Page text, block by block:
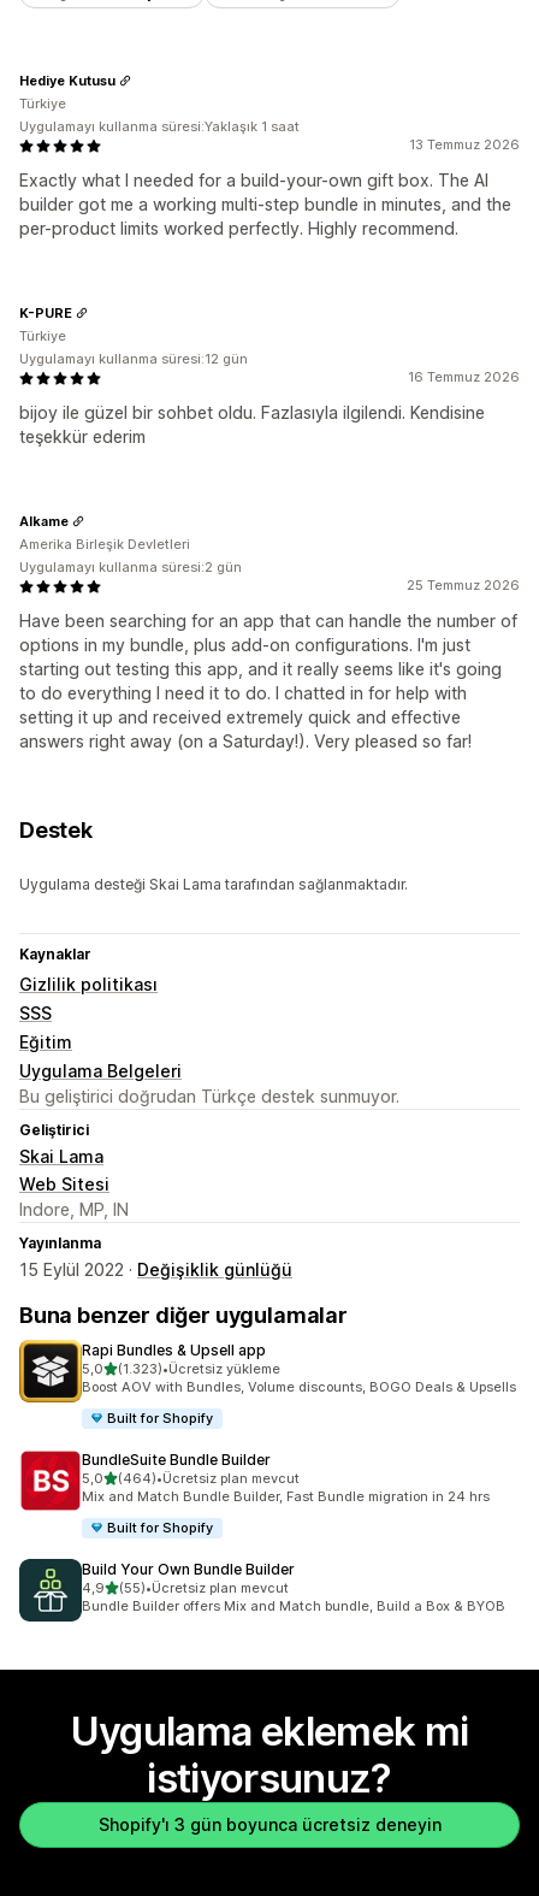
13 Temmuz 2026
Exactly what I needed for a build-your-own gift box. The AI
builder got me a working multi-step bundle in minutes, and the
per-product limits worked perfectly. Highly recommend.
Hediye Kutusu
Türkiye
Uygulamayı kullanma süresi:Yaklaşık 1 saat
16 Temmuz 2026
bijoy ile güzel bir sohbet oldu. Fazlasıyla ilgilendi. Kendisine
teşekkür ederim
K-PURE
Türkiye
Uygulamayı kullanma süresi:12 gün
25 Temmuz 2026
Have been searching for an app that can handle the number of
options in my bundle, plus add-on configurations. I'm just
starting out testing this app, and it really seems like it's going
to do everything I need it to do. I chatted in for help with
setting it up and received extremely quick and effective
answers right away (on a Saturday!). Very pleased so far!
Alkame
Amerika Birleşik Devletleri
Uygulamayı kullanma süresi:2 gün
Destek
Uygulama desteği Skai Lama tarafından sağlanmaktadır.
Kaynaklar
Gizlilik politikası
SSS
Eğitim
Uygulama Belgeleri
Bu geliştirici doğrudan Türkçe destek sunmuyor.
Geliştirici
Skai Lama
Web Sitesi
Indore, MP, IN
Yayınlanma
15 Eylül 2022 · Değişiklik günlüğü
Buna benzer diğer uygulamalar
Rapi Bundles & Upsell app
5,05 yıldız üzerinden
(1.323)
toplam 1323 değerlendirme
•Ücretsiz yükleme
Boost AOV with Bundles, Volume discounts, BOGO Deals & Upsells
Built for Shopify
BundleSuite Bundle Builder
5,05 yıldız üzerinden
(464)
toplam 464 değerlendirme
•Ücretsiz plan mevcut
Mix and Match Bundle Builder, Fast Bundle migration in 24 hrs
Built for Shopify
Build Your Own Bundle Builder
4,95 yıldız üzerinden
(55)
toplam 55 değerlendirme
•Ücretsiz plan mevcut
Bundle Builder offers Mix and Match bundle, Build a Box & BYOB
Uygulama eklemek mi
istiyorsunuz?
Shopify'ı 3 gün boyunca ücretsiz deneyin